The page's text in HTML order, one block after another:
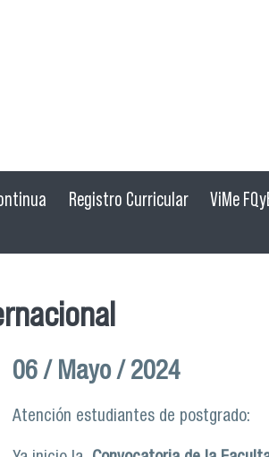
Registro Curricular ViMe
06 / Mayo / 2024
Atención estudiantes de postgrado: